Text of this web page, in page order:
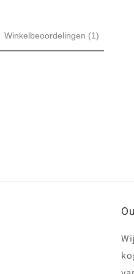
Winkelbeoordelingen (1)